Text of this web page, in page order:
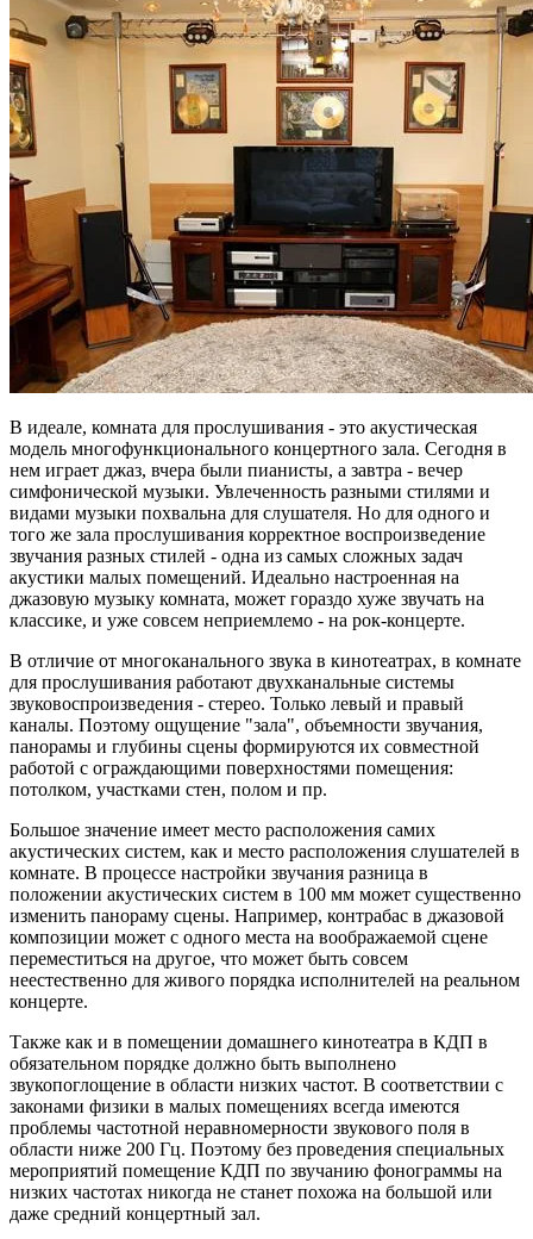
В идеале, комната для прослушивания - это акустическая
модель многофункционального концертного зала. Сегодня в
нем играет джаз, вчера были пианисты, а завтра - вечер
симфонической музыки. Увлеченность разными стилями и
видами музыки похвальна для слушателя. Но для одного и
того же зала прослушивания корректное воспроизведение
звучания разных стилей - одна из самых сложных задач
акустики малых помещений. Идеально настроенная на
джазовую музыку комната, может гораздо хуже звучать на
классике, и уже совсем неприемлемо - на рок-концерте.
В отличие от многоканального звука в кинотеатрах, в комнате
для прослушивания работают двухканальные системы
звуковоспроизведения - стерео. Только левый и правый
каналы. Поэтому ощущение "зала", объемности звучания,
панорамы и глубины сцены формируются их совместной
работой с ограждающими поверхностями помещения:
потолком, участками стен, полом и пр.
Большое значение имеет место расположения самих
акустических систем, как и место расположения слушателей в
комнате. В процессе настройки звучания разница в
положении акустических систем в 100 мм может существенно
изменить панораму сцены. Например, контрабас в джазовой
композиции может с одного места на воображаемой сцене
переместиться на другое, что может быть совсем
неестественно для живого порядка исполнителей на реальном
концерте.
Также как и в помещении домашнего кинотеатра в КДП в
обязательном порядке должно быть выполнено
звукопоглощение в области низких частот. В соответствии с
законами физики в малых помещениях всегда имеются
проблемы частотной неравномерности звукового поля в
области ниже 200 Гц. Поэтому без проведения специальных
мероприятий помещение КДП по звучанию фонограммы на
низких частотах никогда не станет похожа на большой или
даже средний концертный зал.